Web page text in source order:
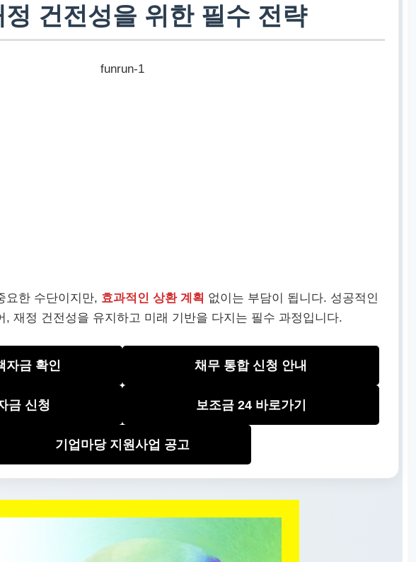
건전성을 위한 필수 전략
funrun-1
요한 수단이지만, 효과적인 상환 계획 없이는 부담이 됩니다. 성공적인
, 재정 건전성을 유지하고 미래 기반을 다지는 필수 과정입니다.
자금 확인 채무 통합 신청 안내
금 신청 보조금 24 바로가기
기업마당 지원사업 공고